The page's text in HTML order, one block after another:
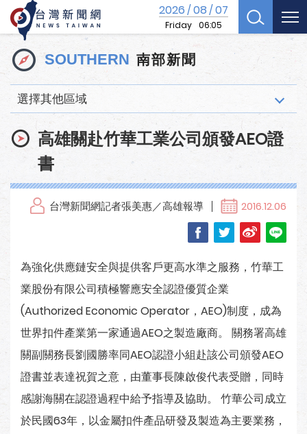
2026/08/07
Friday 06:05
SOUTHERN 南部新聞
選擇其他區域
高雄關赴竹華工業公司頒發AEO證
書
台灣新聞網記者張美惠／高雄報導 2016.12.06
為強化供應鏈安全與提供客戶更高水準之服務，竹華工
業股份有限公司積極響應安全認證優質企業
(Authorized Economic Operator，AEO)制度，成為
世界扣件產業第一家通過AEO之製造廠商。 關務署高雄
關副關務長劉國勝率同AEO認證小組赴該公司頒發AEO
證書並表達祝賀之意，由董事長陳啟俊代表受贈，同時
感謝海關在認證過程中給予指導及協助。 竹華公司成立
於民國63年，以金屬扣件產品研發及製造為主要業務，